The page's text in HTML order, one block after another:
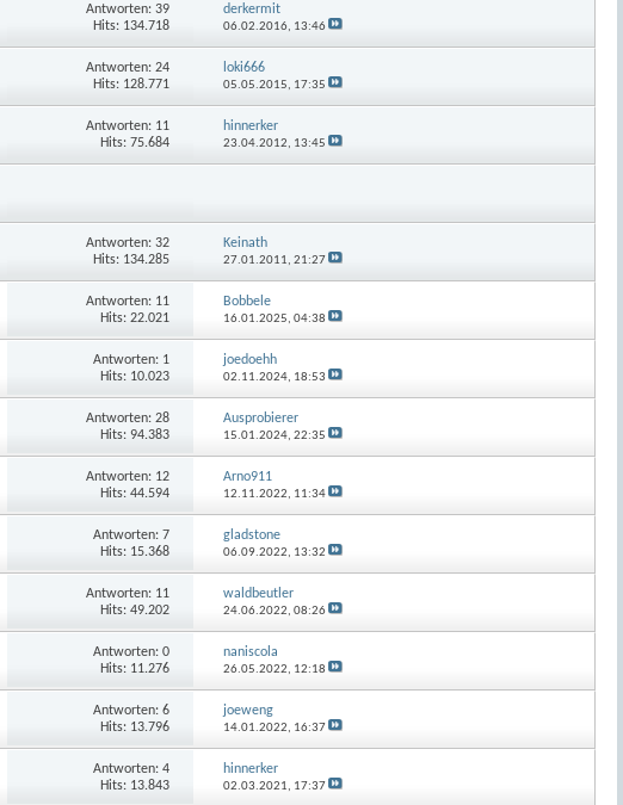
Antworten: 39
Hits: 134.718
derkermit
06.02.2016, 13:46
Antworten: 24
Hits: 128.771
loki666
05.05.2015, 17:35
Antworten: 11
Hits: 75.684
hinnerker
23.04.2012, 13:45
Antworten: 32
Hits: 134.285
Keinath
27.01.2011,21:27
Antworten: 11
Hits: 22.021
Bobbele
16.01.2025,04:38
Antworten: 1
Hits: 10.023
joedoehh
02.11.2024, 18:53
Antworten: 28
Hits: 94.383
Ausprobierer
15.01.2024,22:35
Antworten: 12
Hits: 44.594
Arno911
12.11.2022, 11:34
Antworten: 7
Hits: 15.368
gladstone
06.09.2022, 13:32
Antworten: 11
Hits: 49.202
waldbeutler
24.06.2022,08:26
Antworten: 0
Hits: 11.276
naniscola
26.05.2022, 12:18
Antworten: 6
Hits: 13.796
joeweng
14.01.2022, 16:37
Antworten: 4
Hits: 13.843
hinnerker
02.03.2021, 17:37